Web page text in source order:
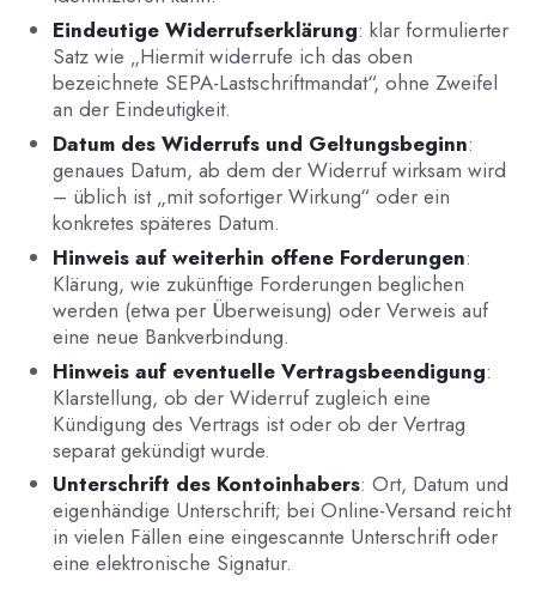
Eindeutige Widerrufserklärung: klar formulierter
Satz wie „Hiermit widerrufe ich das oben
bezeichnete SEPA-Lastschriftmandat“, ohne Zweifel
an der Eindeutigkeit.
Datum des Widerrufs und Geltungsbeginn:
genaues Datum, ab dem der Widerruf wirksam wird
– üblich ist „mit sofortiger Wirkung“ oder ein
konkretes späteres Datum.
Hinweis auf weiterhin offene Forderungen:
Klärung, wie zukünftige Forderungen beglichen
werden (etwa per Überweisung) oder Verweis auf
eine neue Bankverbindung.
Hinweis auf eventuelle Vertragsbeendigung:
Klarstellung, ob der Widerruf zugleich eine
Kündigung des Vertrags ist oder ob der Vertrag
separat gekündigt wurde.
Unterschrift des Kontoinhabers: Ort, Datum und
eigenhändige Unterschrift; bei Online-Versand reicht
in vielen Fällen eine eingescannte Unterschrift oder
eine elektronische Signatur.